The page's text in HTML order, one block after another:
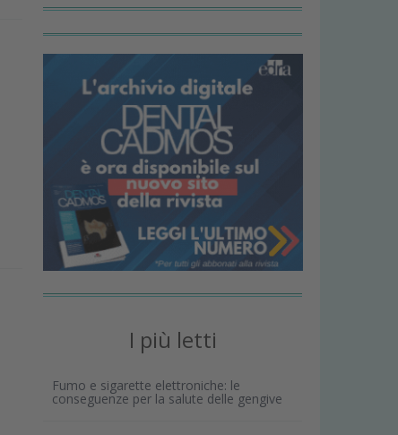
I più letti
Fumo e sigarette elettroniche: le
conseguenze per la salute delle gengive